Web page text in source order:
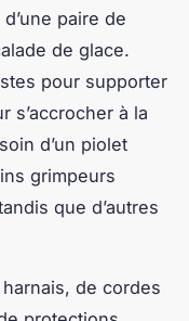
paire de
de glace.
pour supporter
s’accrocher à la
d’un piolet
grimpeurs
que d’autres
de cordes